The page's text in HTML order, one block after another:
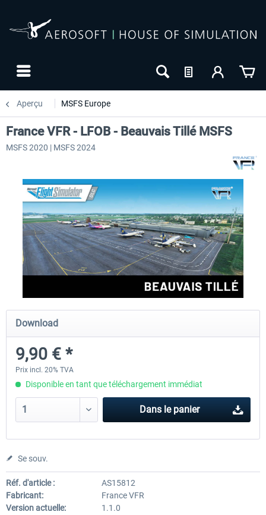
Aperçu MSFS Europe
Aerosoft Airport Cologne/Bonn
18,10 € *
sim-wings Hamburg
France VFR - LFOB - Beauvais Tillé MSFS
MSFS 2020 | MSFS 2024
Download
9,90 € *
Prix incl. 20% TVA
Disponible en tant que téléchargement immédiat
Dans le panier
Se souv.
Réf. d'article :
AS15812
Fabricant:
France VFR
Version actuelle:
1.1.0